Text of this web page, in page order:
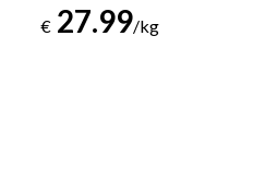
€ 27.99/kg